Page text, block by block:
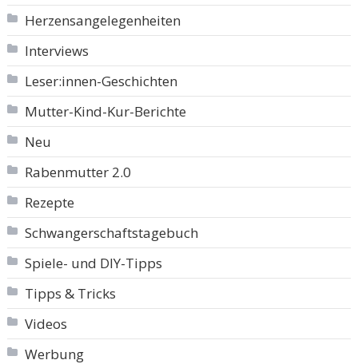
Herzensangelegenheiten
Interviews
Leser:innen-Geschichten
Mutter-Kind-Kur-Berichte
Neu
Rabenmutter 2.0
Rezepte
Schwangerschaftstagebuch
Spiele- und DIY-Tipps
Tipps & Tricks
Videos
Werbung